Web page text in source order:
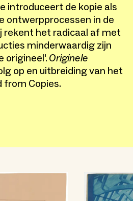
introduceert de kopie als
ontwerpprocessen in de
rekent het radicaal af met
minderwaardig zijn
origineel'.Originele
op en uitbreiding van het
from Copies.